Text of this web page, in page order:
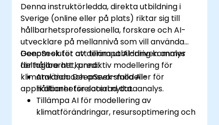
Denna instruktörledda, direkta utbildning i
Sverige (online eller på plats) riktar sig till
hållbarhetsprofessionella, forskare och AI-
utvecklare på mellannivå som vill använda
DeepSeek för att tillämpa AI-driven analys
för hållbarhet, prediktiv modellering för
klimataktion och ansvarsfulla AI-
applikationer för social nytta.
Genom slutet av denna utbildning kommer
deltagare att kunna:
Använda DeepSeek-modeller för
hållbarhetsrelaterad dataanalys.
Tillämpa AI för modellering av
klimatförändringar, resursoptimering och